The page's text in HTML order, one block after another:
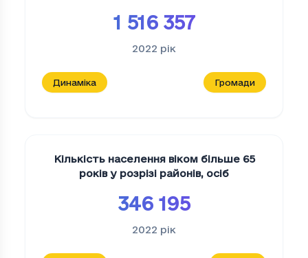
1 516 357
2022 рік
Динаміка Громади
Кількість населення віком більше 65
років у розрізі районів, осіб
346 195
2022 рік